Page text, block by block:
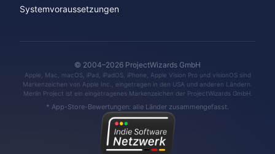
Systemvoraussetzungen
© 2004–2026 ProjectWizards GmbH
Apple, Mac, macOS, iPad, iPadOS, iPhone, Apple Vision Pro und visionOS sind
Markenzeichen von Apple Inc., eingetragen in den USA und anderen Ländern.
Merlin Project ist ein eingetragenes Markenzeichen der ProjectWizards GmbH.
* App-Store-Bewertungen: alle Länder zusammengefasst.